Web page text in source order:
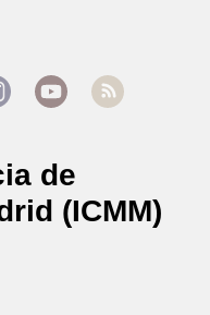
de
(ICMM)